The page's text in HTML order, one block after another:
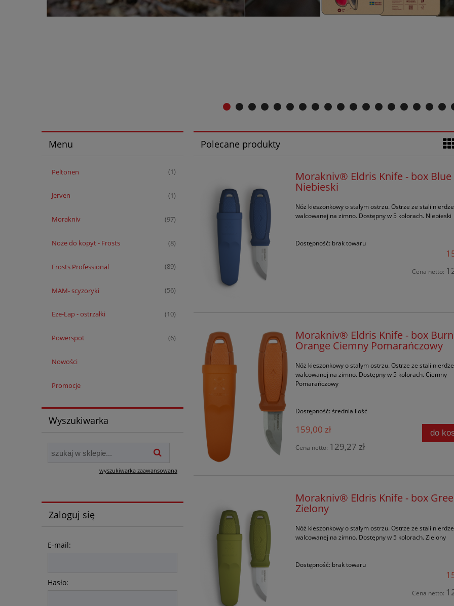
Menu
Peltonen (1)
Jerven (1)
Morakniv (97)
Noże do kopyt - Frosts (8)
Frosts Professional (89)
MAM- scyzoryki (56)
Eze-Lap - ostrzałki (10)
Powerspot (6)
Nowości
Promocje
Wyszukiwarka
wyszukiwarka zaawansowana
Zaloguj się
E-mail:
Hasło:
Polecane produkty
Morakniv® Eldris Knife - box Blue
Niebieski
Nóż kieszonkowy o stałym ostrzu. Ostrze ze stali
walcowanej na zimno. Dostępny w 5 kolorach. Niebieski
Dostępność: brak towaru
Cena netto:
Morakniv® Eldris Knife - box Burn
Orange Ciemny Pomarańczowy
Nóż kieszonkowy o stałym ostrzu. Ostrze ze stali
walcowanej na zimno. Dostępny w 5 kolorach. Ciemny
Pomarańczowy
Dostępność: średnia ilość
159,00 zł
Cena netto: 129,27 zł
do
Morakniv® Eldris Knife - box
Zielony
Nóż kieszonkowy o stałym ostrzu. Ostrze ze stali
walcowanej na zimno. Dostępny w 5 kolorach. Zielony
Dostępność: brak towaru
Cena netto: